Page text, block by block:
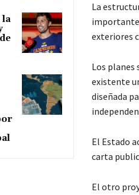
la
La
exteriores
Los planes
existente
diseñada
El Estado
carta
El otro